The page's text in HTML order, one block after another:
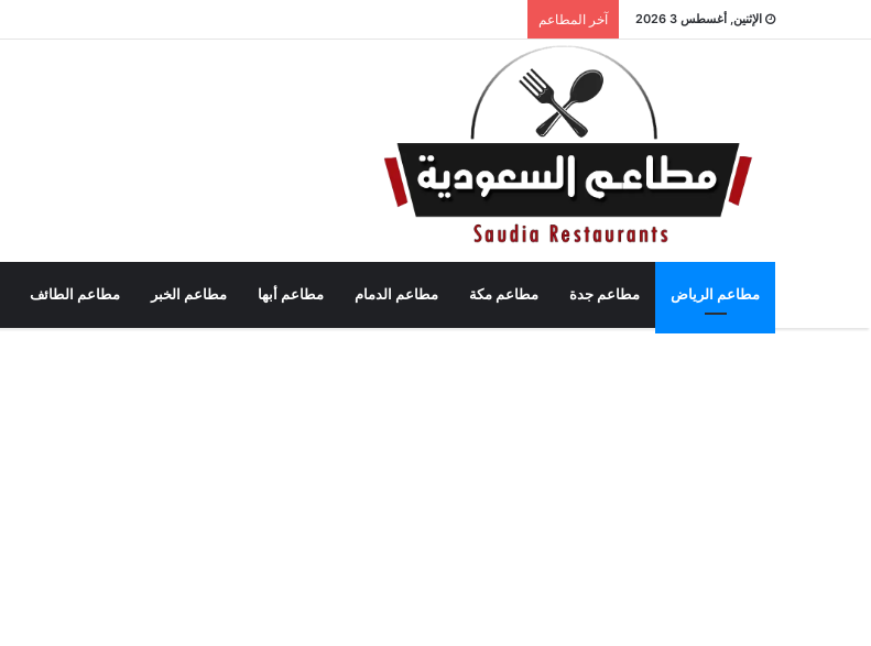
الإثنين, أغسطس 3 2026 آخر المطاعم
مطاعم الرياض مطاعم جدة مطاعم مكة مطاعم الدمام مطاعم أبها مطاعم الخبر مطاعم الطائف